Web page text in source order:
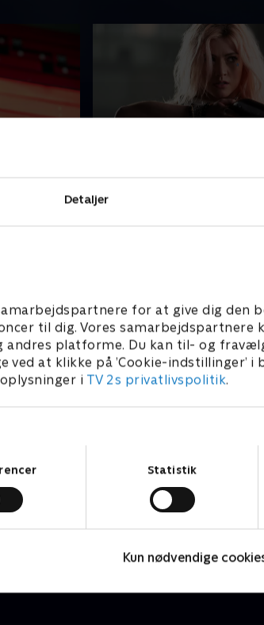
Detaljer
for at give dig den
til dig. Vores samarbejdspartnere
platforme. Du kan til- og
at klikke på ’Cookie-indstillinger’ i
i TV 2s privatlivspolitik.
Statistik
Kun nødvendige
Nick
til den
konsolidere sit lederskab og